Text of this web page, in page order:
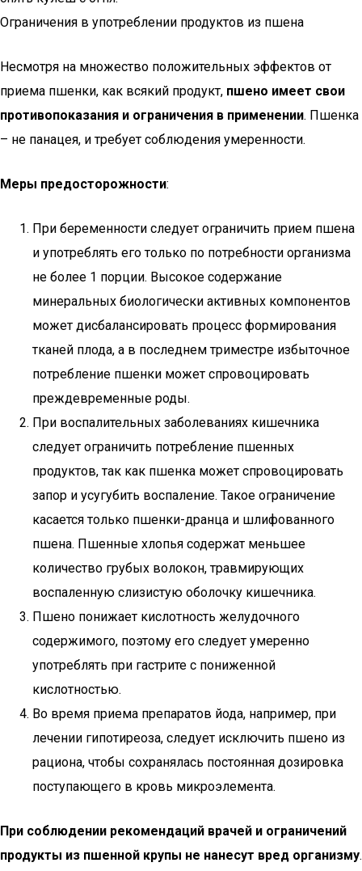
Ограничения в употреблении продуктов из пшена
Несмотря на множество положительных эффектов от
приема пшенки, как всякий продукт, пшено имеет свои
противопоказания и ограничения в применении. Пшенка
– не панацея, и требует соблюдения умеренности.
Меры предосторожности:
При беременности следует ограничить прием пшена
и употреблять его только по потребности организма
не более 1 порции. Высокое содержание
минеральных биологически активных компонентов
может дисбалансировать процесс формирования
тканей плода, а в последнем триместре избыточное
потребление пшенки может спровоцировать
преждевременные роды.
При воспалительных заболеваниях кишечника
следует ограничить потребление пшенных
продуктов, так как пшенка может спровоцировать
запор и усугубить воспаление. Такое ограничение
касается только пшенки-дранца и шлифованного
пшена. Пшенные хлопья содержат меньшее
количество грубых волокон, травмирующих
воспаленную слизистую оболочку кишечника.
Пшено понижает кислотность желудочного
содержимого, поэтому его следует умеренно
употреблять при гастрите с пониженной
кислотностью.
Во время приема препаратов йода, например, при
лечении гипотиреоза, следует исключить пшено из
рациона, чтобы сохранялась постоянная дозировка
поступающего в кровь микроэлемента.
При соблюдении рекомендаций врачей и ограничений
продукты из пшенной крупы не нанесут вред организму.